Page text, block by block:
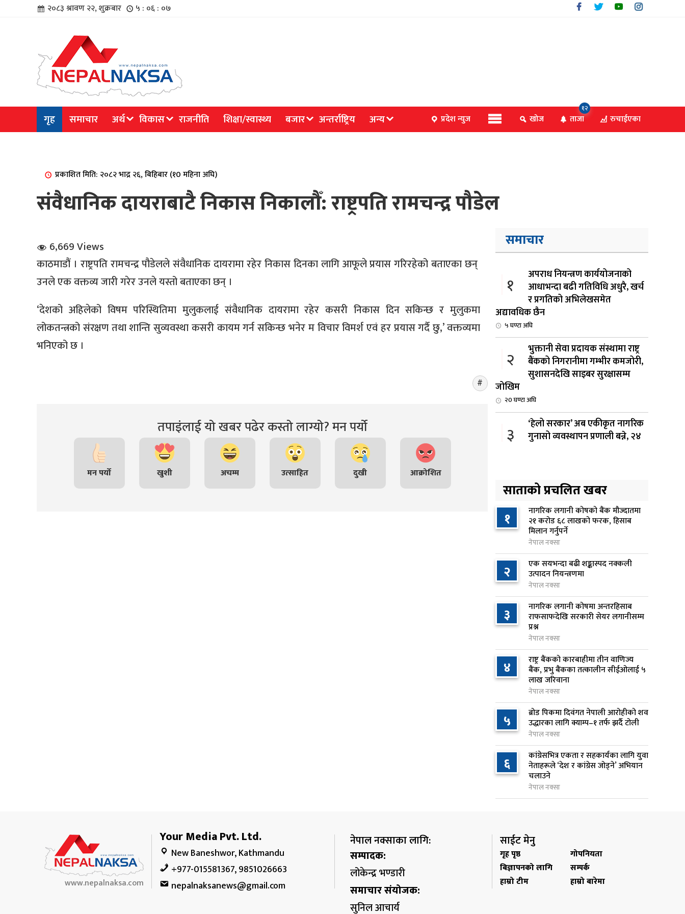
२०८३ श्रावण २२, शुक्रबार ५ : ०६ : ०८
गृह समाचार अर्थ विकास राजनीति शिक्षा/स्वास्थ्य बजार अन्तर्राष्ट्रिय अन्य प्रदेश न्युज खोज ताजा
१२
रुचाईएका
प्रकाशित मिति: २०८२ भाद्र २६, बिहिबार (१0 महिना अघि)
संवैधानिक दायराबाटै निकास निकालौँ: राष्ट्रपति रामचन्द्र पौडेल
6,669 Views
काठमाडौं । राष्ट्रपति रामचन्द्र पौडेलले संवैधानिक दायरामा रहेर निकास दिनका लागि आफूले प्रयास गरिरहेको बताएका छन्
उनले एक वक्तव्य जारी गरेर उनले यस्तो बताएका छन् ।
‘देशको अहिलेको विषम परिस्थितिमा मुलुकलाई संवैधानिक दायरामा रहेर कसरी निकास दिन सकिन्छ र मुलुकमा
लोकतन्त्रको संरक्षण तथा शान्ति सुव्यवस्था कसरी कायम गर्न सकिन्छ भनेर म विचार विमर्श एवं हर प्रयास गर्दै छु,’ वक्तव्यमा
भनिएको छ ।
तपाइंलाई यो खबर पढेर कस्तो लाग्यो? मन पर्यो
मन पर्यो खुशी अचम्म उत्साहित दुखी आक्रोशित
समाचार
१
अपराध नियन्त्रण कार्ययोजनाको
आधाभन्दा बढी गतिविधि अधुरै, खर्च
र प्रगतिको अभिलेखसमेत
अद्यावधिक छैन
५ घण्टा अघि
२
भुक्तानी सेवा प्रदायक संस्थामा राष्ट्र
बैंकको निगरानीमा गम्भीर कमजोरी,
सुशासनदेखि साइबर सुरक्षासम्म
जोखिम
२0 घण्टा अघि
३
‘हेलो सरकार’ अब एकीकृत नागरिक
गुनासो व्यवस्थापन प्रणाली बन्ने, २४
४
नेपाल आयल निगमको कार्यकारी
निर्देशकमा नागेन्द्र साह नियुक्त
२१ घण्टा अघि
५
अनलाइन सेवा विस्तारलाई
प्राथमिकता दिँदै त्रिभुवन
विश्वविद्यालयले नयाँ नीति तथा
कार्यक्रम ल्याउने
२२ घण्टा अघि
६
सरकारद्वारा राष्ट्रसेवक कर्मचारीको
नयाँ तलबमान स्वीकृत, न्यूनतम तलब
२८ हजार ९८४ रुपैयाँ
२३ घण्टा अघि
७
सिद्धबाबा सुरुङ निर्माणमा ३ अर्ब १
करोड खर्च, २०८३ फागुनको
समयसीमा
१ दिन अघि
८
निम्सदाइसहित चार पर्वतारोहीको शव
बेस क्याम्पमा ल्याइयो
१ दिन अघि
९
सुनसरी र सिरहाका घटनाका
१ दिन अघि
१०
कृषि क्षेत्रलाई आत्मनिर्भर बनाउने
लक्ष्यसहित राष्ट्रिय कृषि नीति २०८३
जारी
साताको प्रचलित खबर
१ नागरिक लगानी कोषको बैंक मौज्दातमा
२१ करोड ६८ लाखको फरक, हिसाब
मिलान गर्नुपर्ने
नेपाल नक्सा
२ एक सयभन्दा बढी शङ्कास्पद नक्कली
उत्पादन नियन्त्रणमा
नेपाल नक्सा
३ नागरिक लगानी कोषमा अन्तरहिसाब
राफसाफदेखि सरकारी सेयर लगानीसम्म
प्रश्न
नेपाल नक्सा
४ राष्ट्र बैंकको कारबाहीमा तीन वाणिज्य
बैंक, प्रभु बैंकका तत्कालीन सीईओलाई ५
लाख जरिवाना
नेपाल नक्सा
५ ब्रोड पिकमा दिवंगत नेपाली आरोहीको शव
उद्धारका लागि क्याम्प–१ तर्फ झर्दै टोली
नेपाल नक्सा
६ कांग्रेसभित्र एकता र सहकार्यका लागि युवा
नेताहरूले ‘देश र कांग्रेस जोड्ने’ अभियान
चलाउने
नेपाल नक्सा
www.nepalnaksa.com
Your Media Pvt. Ltd.
New Baneshwor, Kathmandu
+977-015581367, 9851026663
nepalnaksanews@gmail.com
नेपाल नक्साका लागि:
सम्पादक:
लोकेन्द्र भण्डारी
समाचार संयोजक:
सुनिल आचार्य
साईट मेनु
गृह पृष्ठ
गोपनियता
बिज्ञापनको लागि
सम्पर्क
हाम्रो टीम
हाम्रो बारेमा